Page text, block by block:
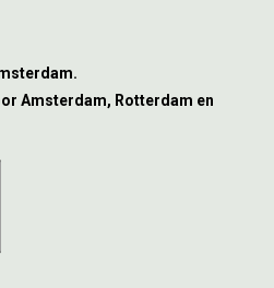
Amsterdam, Rotterdam en